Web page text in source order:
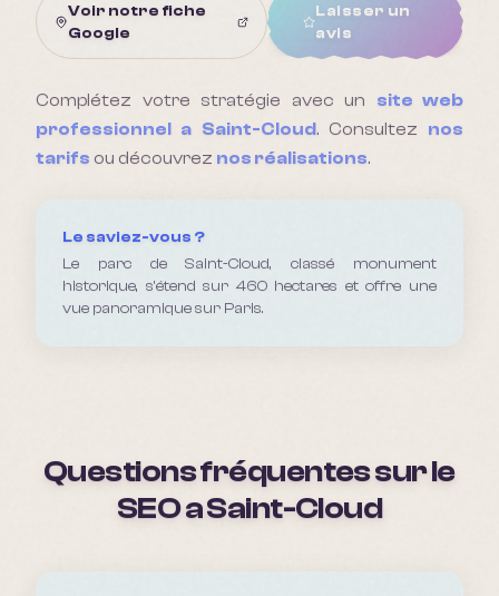
Voir notre fiche
Google
Laisser un
avis
Complétez votre stratégie avec un site web
professionnel a Saint-Cloud. Consultez nos
tarifs ou découvrez nos réalisations.
Le saviez-vous ?
Le parc de Saint-Cloud, classé monument
historique, s'étend sur 460 hectares et offre une
vue panoramique sur Paris.
Questions fréquentes sur le
SEO aSaint-Cloud